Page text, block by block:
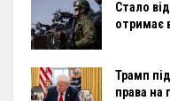
Стало
отримає
Трамп
права на